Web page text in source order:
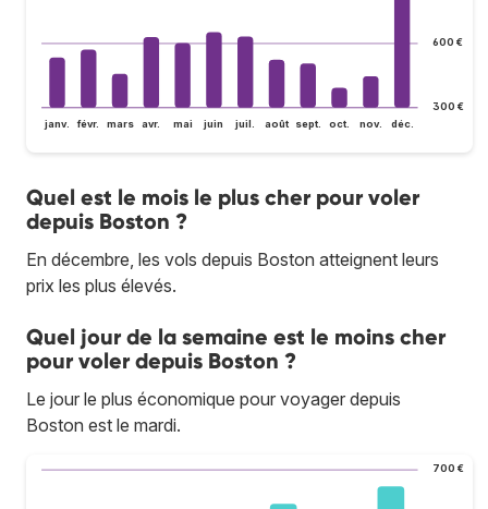
300 €
600 €
janv. févr. mars avr. mai juin juil. août sept. oct. nov. déc.
Quel est le mois le plus cher pour voler
depuis Boston ?
En décembre, les vols depuis Boston atteignent leurs
prix les plus élevés.
Quel jour de la semaine est le moins cher
pour voler depuis Boston ?
Le jour le plus économique pour voyager depuis
Boston est le mardi.
700 €